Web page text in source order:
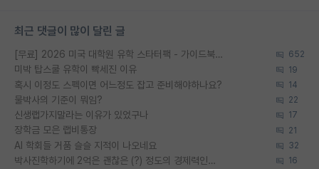
최근 댓글이 많이 달린 글
[무료] 2026 미국 대학원 유학 스타터팩 - 가이드북 & 합격자 컨택메일 템플릿 652
미박 탑스쿨 유학이 빡세진 이유 19
혹시 이정도 스펙이면 어느정도 잡고 준비해야하나요? 14
물박사의 기준이 뭐임? 22
신생랩가지말라는 이유가 있었구나 17
장학금 모은 랩비통장 21
AI 학회들 거품 슬슬 지적이 나오네요 32
박사진학하기에 2억은 괜찮은 (?) 정도의 경제력인가요 16